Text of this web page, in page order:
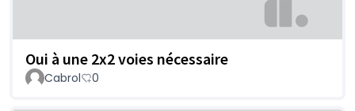
Oui à une 2x2 voies nécessaire
Cabrol 0